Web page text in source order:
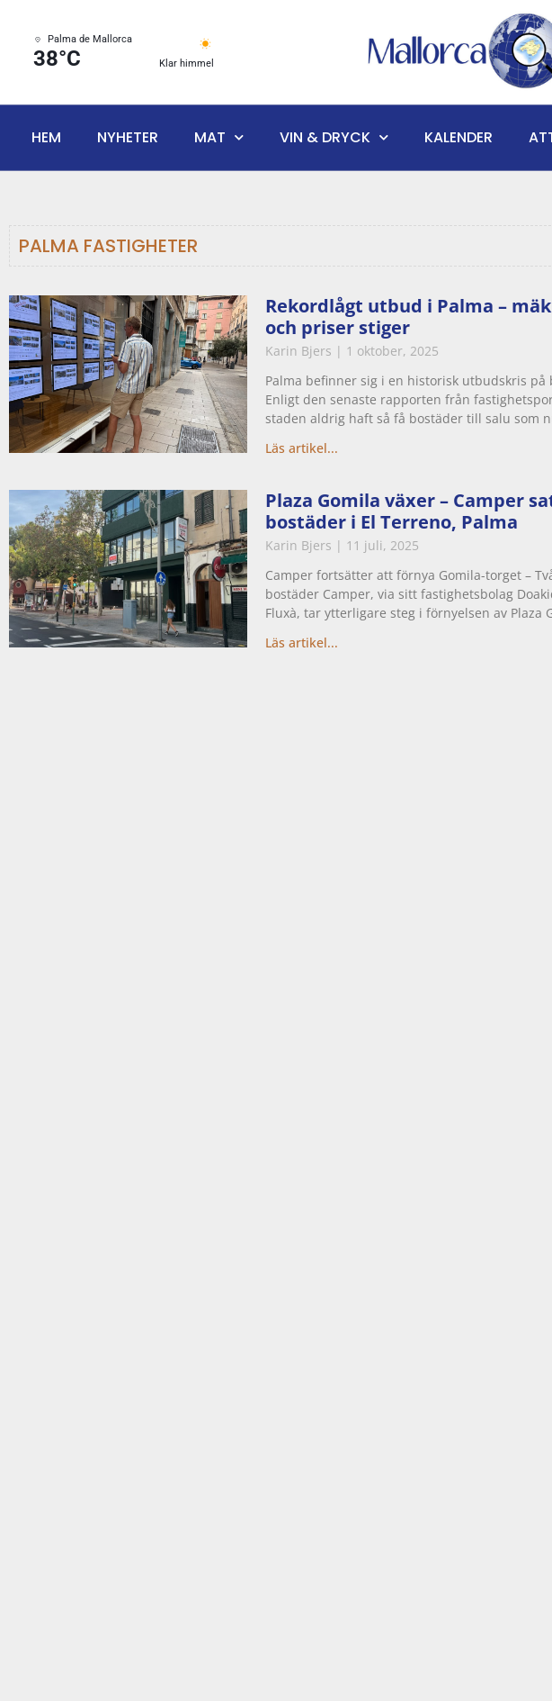
Palma de Mallorca
38°C Klar himmel
HEM NYHETER MAT VIN & DRYCK KALENDER
PALMA FASTIGHETER
Rekordlågt utbud i Palma –
och priser stiger
Karin Bjers
1 oktober, 2025
Palma befinner sig i en historisk utbudskris på
Enligt den senaste rapporten från
staden aldrig haft så få bostäder till salu som
Läs artikel...
Plaza Gomila växer – Camper
bostäder i El Terreno, Palma
Karin Bjers
11 juli, 2025
Camper fortsätter att förnya Gomila-torget –
bostäder Camper, via sitt fastighetsbolag
Fluxà, tar ytterligare steg i förnyelsen av Plaza
Läs artikel...